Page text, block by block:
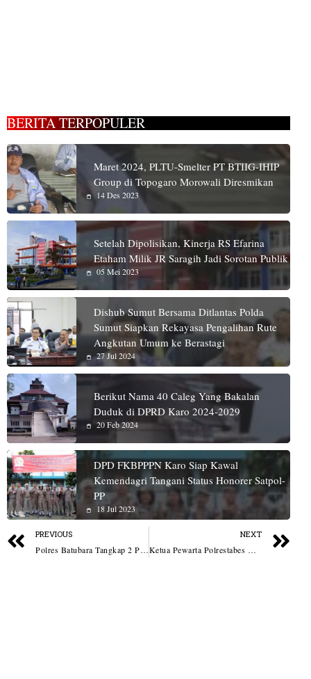
BERITA TERPOPULER
Maret 2024, PLTU-Smelter PT BTIIG-IHIP
Group di Topogaro Morowali Diresmikan
14 Des 2023
Setelah Dipolisikan, Kinerja RS Efarina
Etaham Milik JR Saragih Jadi Sorotan Publik
05 Mei 2023
Dishub Sumut Bersama Ditlantas Polda
Sumut Siapkan Rekayasa Pengalihan Rute
Angkutan Umum ke Berastagi
27 Jul 2024
Berikut Nama 40 Caleg Yang Bakalan
Duduk di DPRD Karo 2024-2029
20 Feb 2024
DPD FKBPPPN Karo Siap Kawal
Kemendagri Tangani Status Honorer Satpol-
PP
18 Jul 2023
PREVIOUS
Polres Batubara Tangkap 2 Pelaku Jaringan Narkoba Antar Pulau, Barang Bukti 28,135 Kg Sabu dan 60,940 Butir Pil Ekstasi
NEXT
Ketua Pewarta Polrestabes Medan Silaturahmi ke Yayasan Sosial Marga Ong